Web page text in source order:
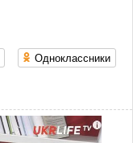
Одноклассники